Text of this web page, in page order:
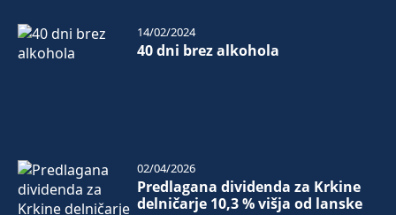
40 dni brez alkohola
14/02/2024
Predlagana dividenda za Krkine
delničarje 10,3 % višja od lanske
02/04/2026